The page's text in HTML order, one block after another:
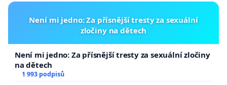
Není mi jedno: Za přísnější tresty za sexuální
zločiny na dětech
Není mi jedno: Za přísnější tresty za sexuální zločiny
na dětech
1 993 podpisů